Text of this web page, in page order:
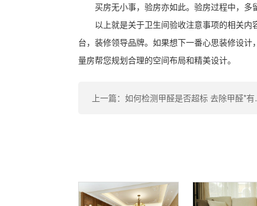
买房无小事，验房亦如此。验房过程中，多
以上就是关于卫生间验收注意事项的相关
台，装修领导品牌。如果想下一番心思装修设
量房帮您规划合理的空间布局和精美设计。
上一篇